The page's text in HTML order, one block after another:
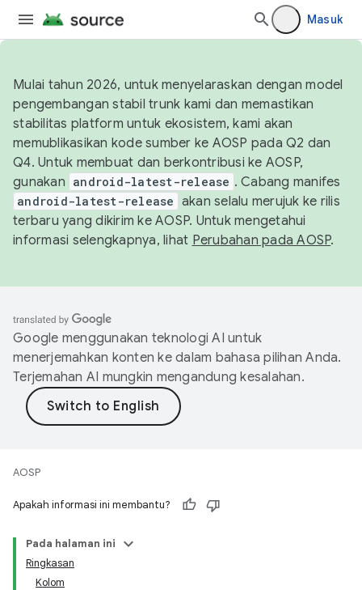
Masuk
Mulai tahun 2026, untuk menyelaraskan dengan model
pengembangan stabil trunk kami dan memastikan
stabilitas platform untuk ekosistem, kami akan
memublikasikan kode sumber ke AOSP pada Q2 dan
Q4. Untuk membuat dan berkontribusi ke AOSP,
gunakan android-latest-release . Cabang manifes
android-latest-release akan selalu merujuk ke rilis
terbaru yang dikirim ke AOSP. Untuk mengetahui
informasi selengkapnya, lihat Perubahan pada AOSP.
Google menggunakan teknologi AI untuk
menerjemahkan konten ke dalam bahasa pilihan Anda.
Terjemahan AI mungkin mengandung kesalahan.
AOSP
Apakah informasi ini membantu?
Pada halaman ini
Ringkasan
Kolom